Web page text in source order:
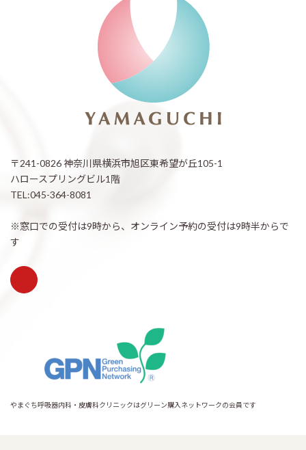
〒241-0826 神奈川県横浜市旭区東希望が丘105-1
ハロースプリングビル1階
TEL:045-364-8081
※窓口での受付は9時から、オンライン予約の受付は9時半からで
す
やまぐち呼吸器内科・皮膚科クリニックはグリーン購入ネットワークの会員です